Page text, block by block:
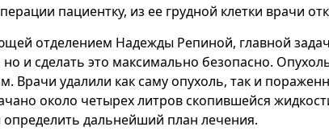
пациентку, из ее грудной клетки врачи
отделением Надежды Репиной, главной
и сделать это максимально безопасно.
Врачи удалили как саму опухоль, так и
около четырех литров скопившейся
определить дальнейший план лечения.